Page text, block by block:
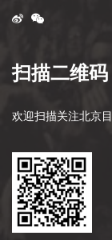
扫描二维码
欢迎扫描关注北京